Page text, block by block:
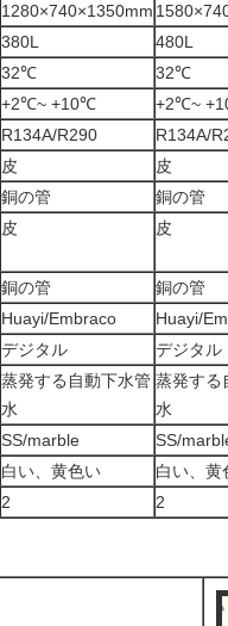
1280×740×1350mm
380L 480L
32℃ 32℃
+2℃~ +10℃ +2℃~
R134A/R290 R134A/
皮 皮
銅の管 銅の管
皮 皮
銅の管 銅の管
Huayi/Embraco Huayi/
デジタル デジタル
蒸発する自動下水管
水
蒸発する
水
SS/marble SS/
白い、黄色い 白い、黄
2 2